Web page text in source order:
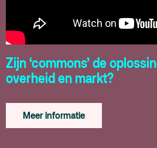
Zijn ‘commons’ de
overheid en markt?
Meer informatie